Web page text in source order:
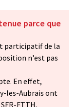
parce que
participatif de la
n'est pas
En effet,
les-Aubrais ont
FTTH,